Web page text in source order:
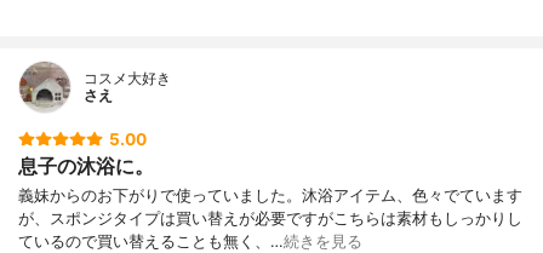
コスメ大好き
さえ
5.00
息子の沐浴に。
義妹からのお下がりで使っていました。沐浴アイテム、色々でています
が、スポンジタイプは買い替えが必要ですがこちらは素材もしっかりし
ているので買い替えることも無く、…続きを見る